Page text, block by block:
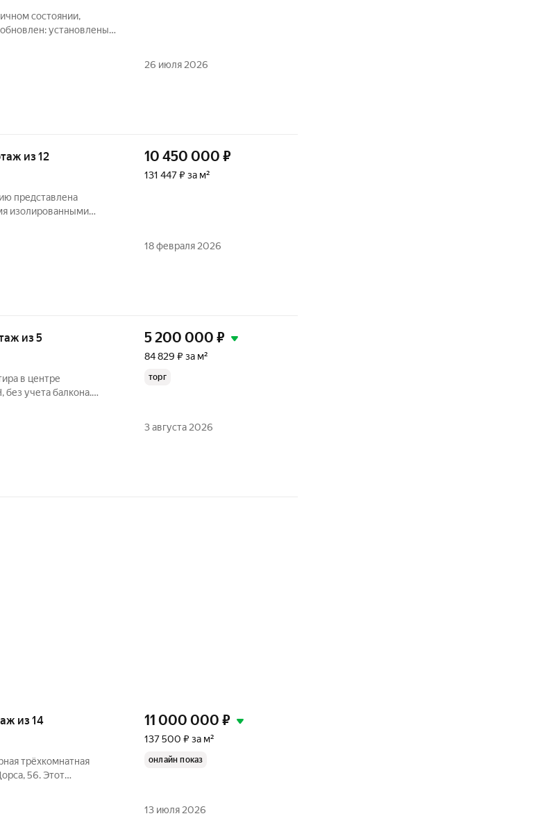
состоянии,
установлены
в жилых зонах.
26 июля 2026
из 12
представлена
изолированными
ремонт с практичными
10 450 000 ₽
131 447 ₽ за м²
18 февраля 2026
из 5
в центре
без учета балкона.
и
5 200 000 ₽
84 829 ₽ за м²
торг
3 августа 2026
из 14
трёхкомнатная
56. Этот
жильцов. Квартира
11 000 000 ₽
137 500 ₽ за м²
онлайн показ
13 июля 2026